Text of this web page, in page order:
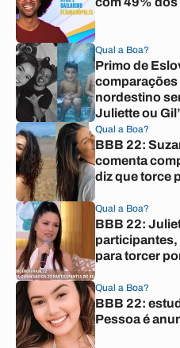
Qual a Boa?
Primo de
nordestino
Juliette ou
Qual a Boa?
BBB 22:
comenta
diz que torce
Qual a Boa?
BBB 22:
participantes,
para torcer
Qual a Boa?
BBB 22:
Pessoa é